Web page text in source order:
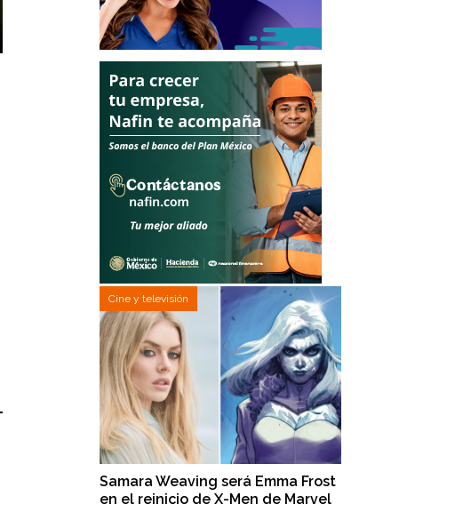
Cine y televisión
Samara Weaving será Emma Frost
en el reinicio de X-Men de Marvel